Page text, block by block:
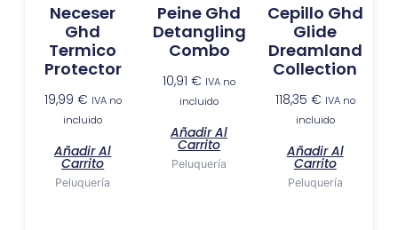
Neceser
Ghd
Termico
Protector
19,99 € IVA no
incluido
Añadir Al
Carrito
Peluquería
Peine Ghd
Detangling
Combo
10,91 € IVA no
incluido
Añadir Al
Carrito
Peluquería
Cepillo Ghd
Glide
Dreamland
Collection
118,35 € IVA no
incluido
Añadir Al
Carrito
Peluquería